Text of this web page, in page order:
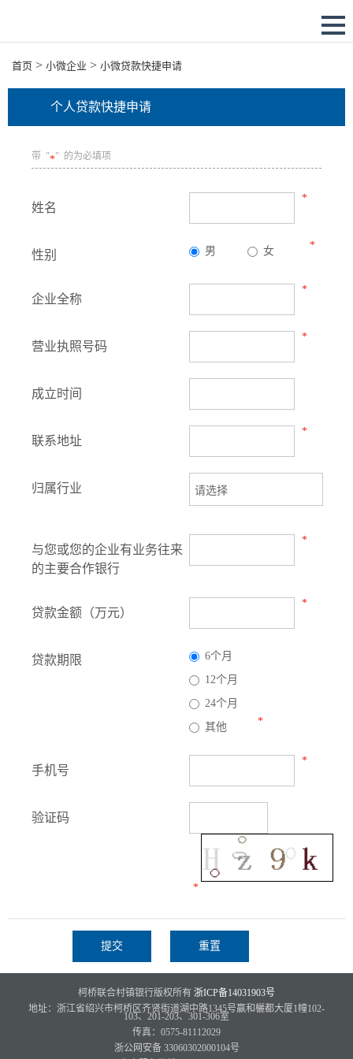
首页 > 小微企业 > 小微贷款快捷申请
个人贷款快捷申请
带 "*" 的为必填项
姓名
*
性别 男 女 *
企业全称
*
营业执照号码
*
成立时间
联系地址
*
归属行业
与您或您的企业有业务往来
的主要合作银行
*
贷款金额（万元）
*
贷款期限
6个月
12个月
24个月
其他
*
手机号
*
验证码
*
柯桥联合村镇银行版权所有 浙ICP备14031903号
地址：浙江省绍兴市柯桥区齐贤街道湖中路1345号赢和欐都大厦1幢102-
103、201-203、301-306室
传真：0575-81112029
浙公网安备 33060302000104号